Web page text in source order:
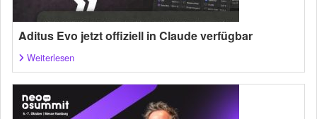
Aditus Evo jetzt offiziell in Claude verfügbar
Weiterlesen